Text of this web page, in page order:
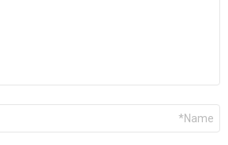
الاسم